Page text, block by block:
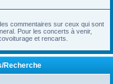
commentaires sur ceux qui sont
Pour les concerts à venir,
et rencarts.
Recherche